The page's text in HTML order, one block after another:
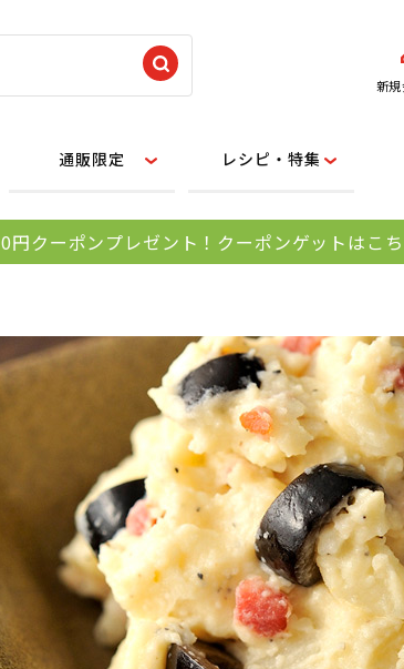
新
通販限定 レシピ・特集
クーポンプレゼント！クーポンゲットはこ